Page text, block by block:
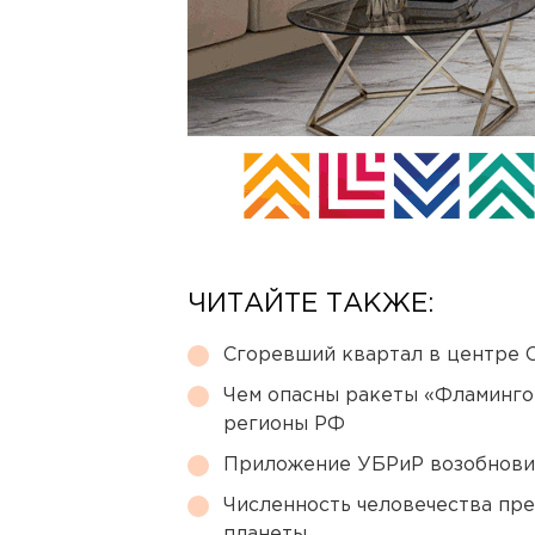
ЧИТАЙТЕ ТАКЖЕ:
Сгоревший квартал в центре
Чем опасны ракеты
регионы РФ
Приложение УБРиР
Численность человечества